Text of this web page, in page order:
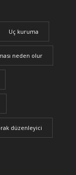
Uç kuruma
neden olur
düzenleyici